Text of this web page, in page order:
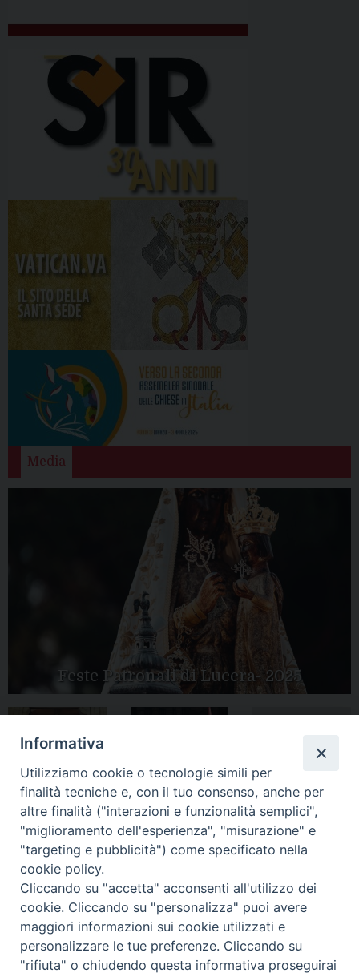
Media
Feste Patronali di Lucera- 2025
Apertura Anno
Giubilare 2025
Mariae in Diocesi
Tutte le gallery
CONTATTI:
LUCERA: Piazza Duomo, 13 - 71036 Lucera (FG) − tel.
Vescovo: tel/fax 0881/522244 - e-mail:
vescovo@diocesiluceratroia.it
: Piazza Episcopio - 71029 Troia (FG) − tel. 0881/977051
Informativa
Utilizziamo cookie o tecnologie simili per
finalità tecniche e, con il tuo consenso, anche per
altre finalità ("interazioni e funzionalità semplici",
"miglioramento dell'esperienza", "misurazione" e
"targeting e pubblicità") come specificato nella
cookie policy.
Cliccando su "accetta" acconsenti all'utilizzo dei
cookie. Cliccando su "personalizza" puoi avere
maggiori informazioni sui cookie utilizzati e
personalizzare le tue preferenze. Cliccando su
"rifiuta" o chiudendo questa informativa proseguirai